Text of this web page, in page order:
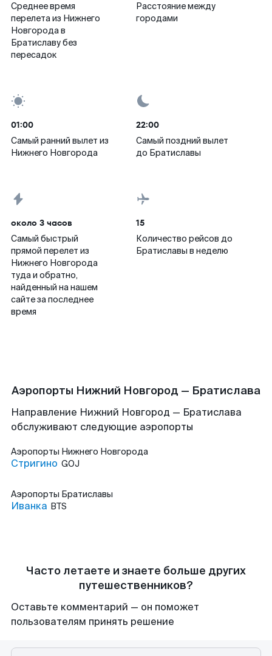
Среднее время
перелета из Нижнего
Новгорода в
Братиславу без
пересадок
Расстояние между
городами
01:00
Самый ранний вылет из
Нижнего Новгорода
22:00
Самый поздний вылет
до Братиславы
около 3 часов
Самый быстрый
прямой перелет из
Нижнего Новгорода
туда и обратно,
найденный на нашем
сайте за последнее
время
15
Количество рейсов до
Братиславы в неделю
Аэропорты Нижний Новгород — Братислава
Направление Нижний Новгород — Братислава
обслуживают следующие аэропорты
Аэропорты Нижнего Новгорода
Стригино GOJ
Аэропорты Братиславы
Иванка BTS
Часто летаете и знаете больше других
путешественников?
Оставьте комментарий — он поможет
пользователям принять решение